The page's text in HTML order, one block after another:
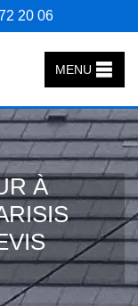
20 06
MENU
À